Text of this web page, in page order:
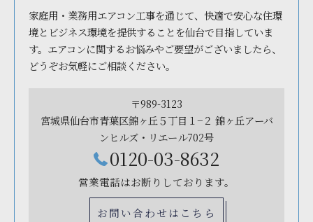
家庭用・業務用エアコン工事を通じて、快適で安心な住環
境とビジネス環境を提供することを仙台で目指していま
す。エアコンに関するお悩みやご要望がございましたら、
どうぞお気軽にご相談ください。
〒989-3123
宮城県仙台市青葉区錦ヶ丘５丁目１−２ 錦ヶ丘アーバ
ンヒルズ・リエール702号
0120-03-8632
営業電話はお断りしております。
お問い合わせはこちら